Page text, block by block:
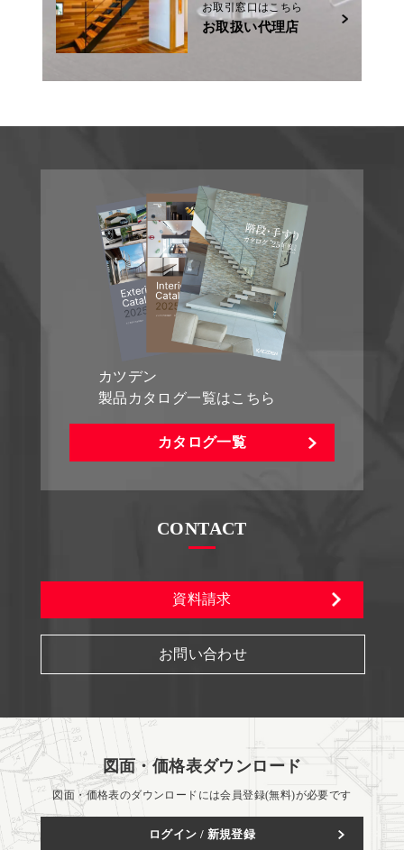
お取引窓口はこちら
お取扱い代理店
カツデン
製品カタログ一覧はこちら
カタログ一覧
CONTACT
資料請求
お問い合わせ
図面・価格表ダウンロード
図面・価格表のダウンロードには会員登録(無料)が必要です
ログイン / 新規登録